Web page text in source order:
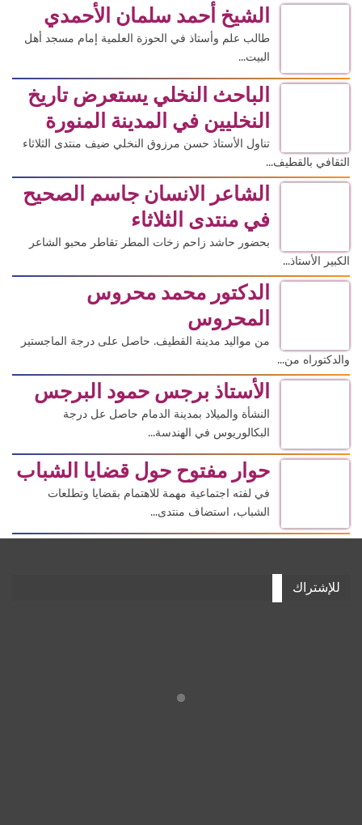
الشيخ أحمد سلمان الأحمدي
طالب علم وأستاذ في الحوزة العلمية إمام مسجد أهل
البيت...
الباحث النخلي يستعرض تاريخ
النخليين في المدينة المنورة
تناول الأستاذ حسن مرزوق النخلي ضيف منتدى الثلاثاء
الثقافي بالقطيف...
الشاعر الانسان جاسم الصحيح
في منتدى الثلاثاء
بحضور حاشد زاحم زخات المطر تقاطر محبو الشاعر
الكبير الأستاذ...
الدكتور محمد محروس
المحروس
من مواليد مدينة القطيف. حاصل على درجة الماجستير
والدكتوراه من...
الأستاذ برجس حمود البرجس
النشأة والميلاد بمدينة الدمام حاصل عل درجة
البكالوريوس في الهندسة...
حوار مفتوح حول قضايا الشباب
في لفته اجتماعية مهمة للاهتمام بقضايا وتطلعات
الشباب، استضاف منتدى...
للإشتراك